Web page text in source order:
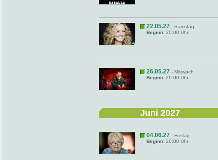
22.05.27 - Samstag
Beginn: 20:00 Uhr
26.05.27 - Mittwoch
Beginn: 20:00 Uhr
Juni 2027
04.06.27 - Freitag
Beginn: 20:00 Uhr